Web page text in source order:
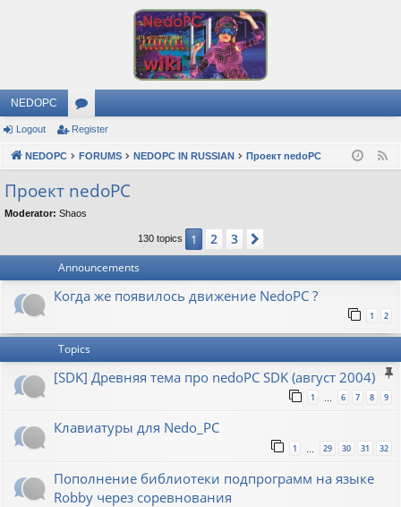
NEDOPC
or
u
s
Logout Register
NEDOPC FORUMS NEDOPC IN RUSSIAN Проект nedoPC
Проект nedoPC
Moderator: Shaos
130 topics 1 2 3
Announcements
Когда же появилось движение NedoPC ?
1 2
Topics
[SDK] Древняя тема про nedoPC SDK (август 2004)
1 … 6 7 8 9
Клавиатуры для Nedo_PC
1 29 30 31 32
Пополнение библиотеки подпрограмм на языке
Robby через соревнования